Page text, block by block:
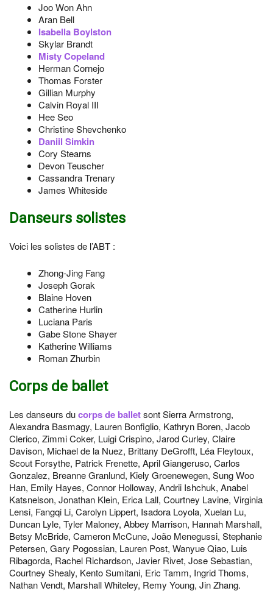
Joo Won Ahn
Aran Bell
Isabella Boylston
Skylar Brandt
Misty Copeland
Herman Cornejo
Thomas Forster
Gillian Murphy
Calvin Royal III
Hee Seo
Christine Shevchenko
Daniil Simkin
Cory Stearns
Devon Teuscher
Cassandra Trenary
James Whiteside
Danseurs solistes
Voici les solistes de l’ABT :
Zhong-Jing Fang
Joseph Gorak
Blaine Hoven
Catherine Hurlin
Luciana Paris
Gabe Stone Shayer
Katherine Williams
Roman Zhurbin
Corps de ballet
Les danseurs ducorps de balletsont Sierra Armstrong,
Alexandra Basmagy, Lauren Bonfiglio, Kathryn Boren, Jacob
Clerico, Zimmi Coker, Luigi Crispino, Jarod Curley, Claire
Davison, Michael de la Nuez, Brittany DeGrofft, Léa Fleytoux,
Scout Forsythe, Patrick Frenette, April Giangeruso, Carlos
Gonzalez, Breanne Granlund, Kiely Groenewegen, Sung Woo
Han, Emily Hayes, Connor Holloway, Andrii Ishchuk, Anabel
Katsnelson, Jonathan Klein, Erica Lall, Courtney Lavine, Virginia
Lensi, Fangqi Li, Carolyn Lippert, Isadora Loyola, Xuelan Lu,
Duncan Lyle, Tyler Maloney, Abbey Marrison, Hannah Marshall,
Betsy McBride, Cameron McCune, João Menegussi, Stephanie
Petersen, Gary Pogossian, Lauren Post, Wanyue Qiao, Luis
Ribagorda, Rachel Richardson, Javier Rivet, Jose Sebastian,
Courtney Shealy, Kento Sumitani, Eric Tamm, Ingrid Thoms,
Nathan Vendt, Marshall Whiteley, Remy Young, Jin Zhang.